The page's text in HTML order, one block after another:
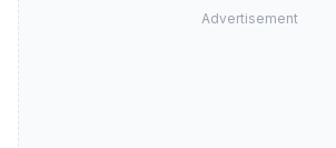
Advertisement